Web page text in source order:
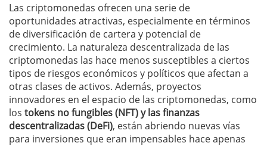
Las criptomonedas ofrecen una serie de
oportunidades atractivas, especialmente en términos
de diversificación de cartera y potencial de
crecimiento. La naturaleza descentralizada de las
criptomonedas las hace menos susceptibles a ciertos
tipos de riesgos económicos y políticos que afectan a
otras clases de activos. Además, proyectos
innovadores en el espacio de las criptomonedas, como
los tokens no fungibles (NFT) y las finanzas
descentralizadas (DeFi), están abriendo nuevas vías
para inversiones que eran impensables hace apenas